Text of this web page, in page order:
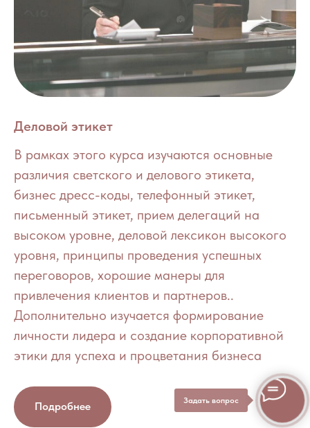
Задать вопрос
Деловой этикет
В рамках этого курса изучаются основные
различия светского и делового этикета,
бизнес дресс-коды, телефонный этикет,
письменный этикет, прием делегаций на
высоком уровне, деловой лексикон высокого
уровня, принципы проведения успешных
переговоров, хорошие манеры для
привлечения клиентов и партнеров..
Дополнительно изучается формирование
личности лидера и создание корпоративной
этики для успеха и процветания бизнеса
Подробнее